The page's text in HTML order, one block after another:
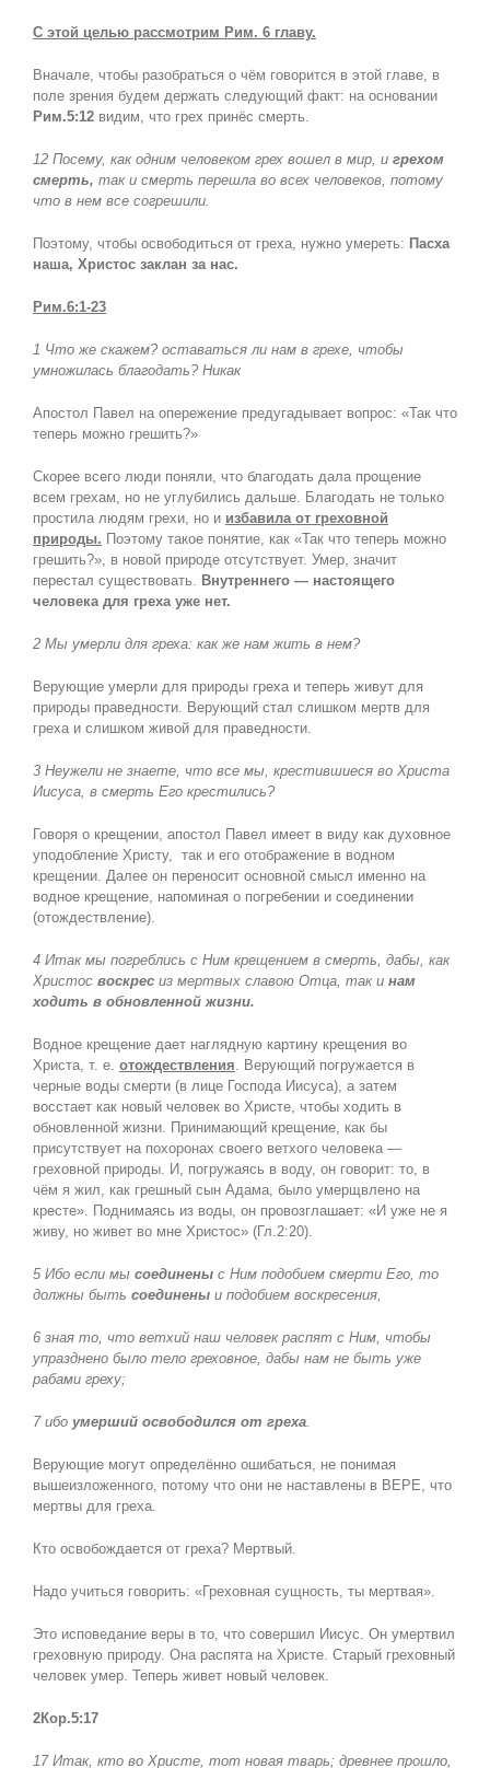
С этой целью рассмотрим Рим. 6 главу.
Вначале, чтобы разобраться о чём говорится в этой главе, в
поле зрения будем держать следующий факт: на основании
Рим.5:12видим, что грех принёс смерть.
12 Посему, как одним человеком грех вошел в мир, и грехом
смерть, так и смерть перешла во всех человеков, потому
что в нем все согрешили.
Поэтому, чтобы освободиться от греха, нужно умереть: Пасха
наша, Христос заклан за нас.
Рим.6:1-23
1 Что же скажем? оставаться ли нам в грехе, чтобы
умножилась благодать? Никак
Апостол Павел на опережение предугадывает вопрос: «Так что
теперь можно грешить?»
Скорее всего люди поняли, что благодать дала прощение
всем грехам, но не углубились дальше. Благодать не только
простила людям грехи, но и избавила от греховной
природы. Поэтому такое понятие, как «Так что теперь можно
грешить?», в новой природе отсутствует. Умер, значит
перестал существовать. Внутреннего — настоящего
человека для греха уже нет.
2 Мы умерли для греха: как же нам жить в нем?
Верующие умерли для природы греха и теперь живут для
природы праведности. Верующий стал слишком мертв для
греха и слишком живой для праведности.
3 Неужели не знаете, что все мы, крестившиеся во Христа
Иисуса, в смерть Его крестились?
Говоря о крещении, апостол Павел имеет в виду как духовное
уподобление Христу, так и его отображение в водном
крещении. Далее он переносит основной смысл именно на
водное крещение, напоминая о погребении и соединении
(отождествление).
4 Итак мы погреблись с Ним крещением в смерть, дабы, как
Христос воскресиз мертвых славою Отца, так и нам
ходить в обновленной жизни.
Водное крещение дает наглядную картину крещения во
Христа, т. е. отождествления. Верующий погружается в
черные воды смерти (в лице Господа Иисуса), а затем
восстает как новый человек во Христе, чтобы ходить в
обновленной жизни. Принимающий крещение, как бы
присутствует на похоронах своего ветхого человека —
греховной природы. И, погружаясь в воду, он говорит: то, в
чём я жил, как грешный сын Адама, было умерщвлено на
кресте». Поднимаясь из воды, он провозглашает: «И уже не я
живу, но живет во мне Христос» (Гл.2:20).
5 Ибо если мы соединеныс Ним подобием смерти Его, то
должны быть соединеныи подобием воскресения,
6 зная то, что ветхий наш человек распят с Ним, чтобы
упразднено было тело греховное, дабы нам не быть уже
рабами греху;
7 ибо умерший освободился от греха.
Верующие могут определённо ошибаться, не понимая
вышеизложенного, потому что они не наставлены в ВЕРЕ, что
мертвы для греха.
Кто освобождается от греха? Мертвый.
Надо учиться говорить: «Греховная сущность, ты мертвая».
Это исповедание веры в то, что совершил Иисус. Он умертвил
греховную природу. Она распята на Христе. Старый греховный
человек умер. Теперь живет новый человек.
2Кор.5:17
17 Итак, кто во Христе, тот новая тварь; древнее прошло,